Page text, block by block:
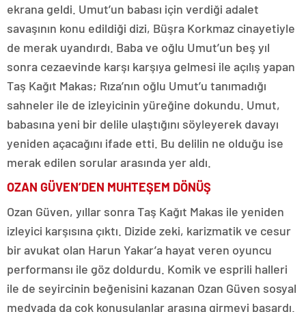
ekrana geldi. Umut’un babası için verdiği adalet
savaşının konu edildiği dizi, Büşra Korkmaz cinayetiyle
de merak uyandırdı. Baba ve oğlu Umut’un beş yıl
sonra cezaevinde karşı karşıya gelmesi ile açılış yapan
Taş Kağıt Makas; Rıza’nın oğlu Umut’u tanımadığı
sahneler ile de izleyicinin yüreğine dokundu. Umut,
babasına yeni bir delile ulaştığını söyleyerek davayı
yeniden açacağını ifade etti. Bu delilin ne olduğu ise
merak edilen sorular arasında yer aldı.
OZAN GÜVEN’DEN MUHTEŞEM DÖNÜŞ
Ozan Güven, yıllar sonra Taş Kağıt Makas ile yeniden
izleyici karşısına çıktı. Dizide zeki, karizmatik ve cesur
bir avukat olan Harun Yakar’a hayat veren oyuncu
performansı ile göz doldurdu. Komik ve esprili halleri
ile de seyircinin beğenisini kazanan Ozan Güven sosyal
medyada da çok konuşulanlar arasına girmeyi başardı.